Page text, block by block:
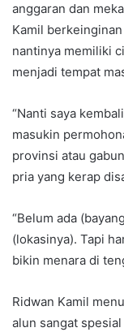
anggaran dan
Kamil
nantinya memiliki
menjadi tempat
“Nanti saya
masukin
provinsi atau
pria yang kerap
“Belum ada
(lokasinya). Tapi
bikin menara di
Ridwan Kamil
alun sangat